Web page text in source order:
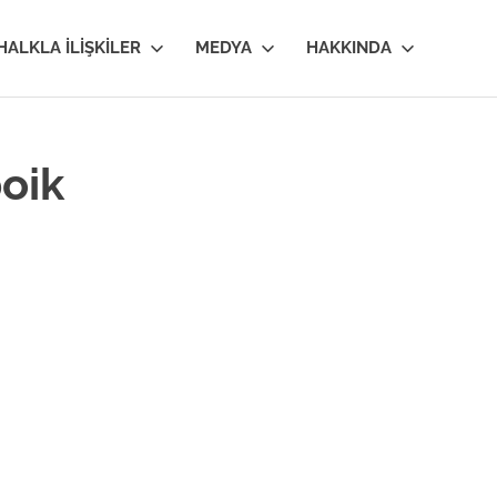
HALKLA İLIŞKILER MEDYA HAKKINDA